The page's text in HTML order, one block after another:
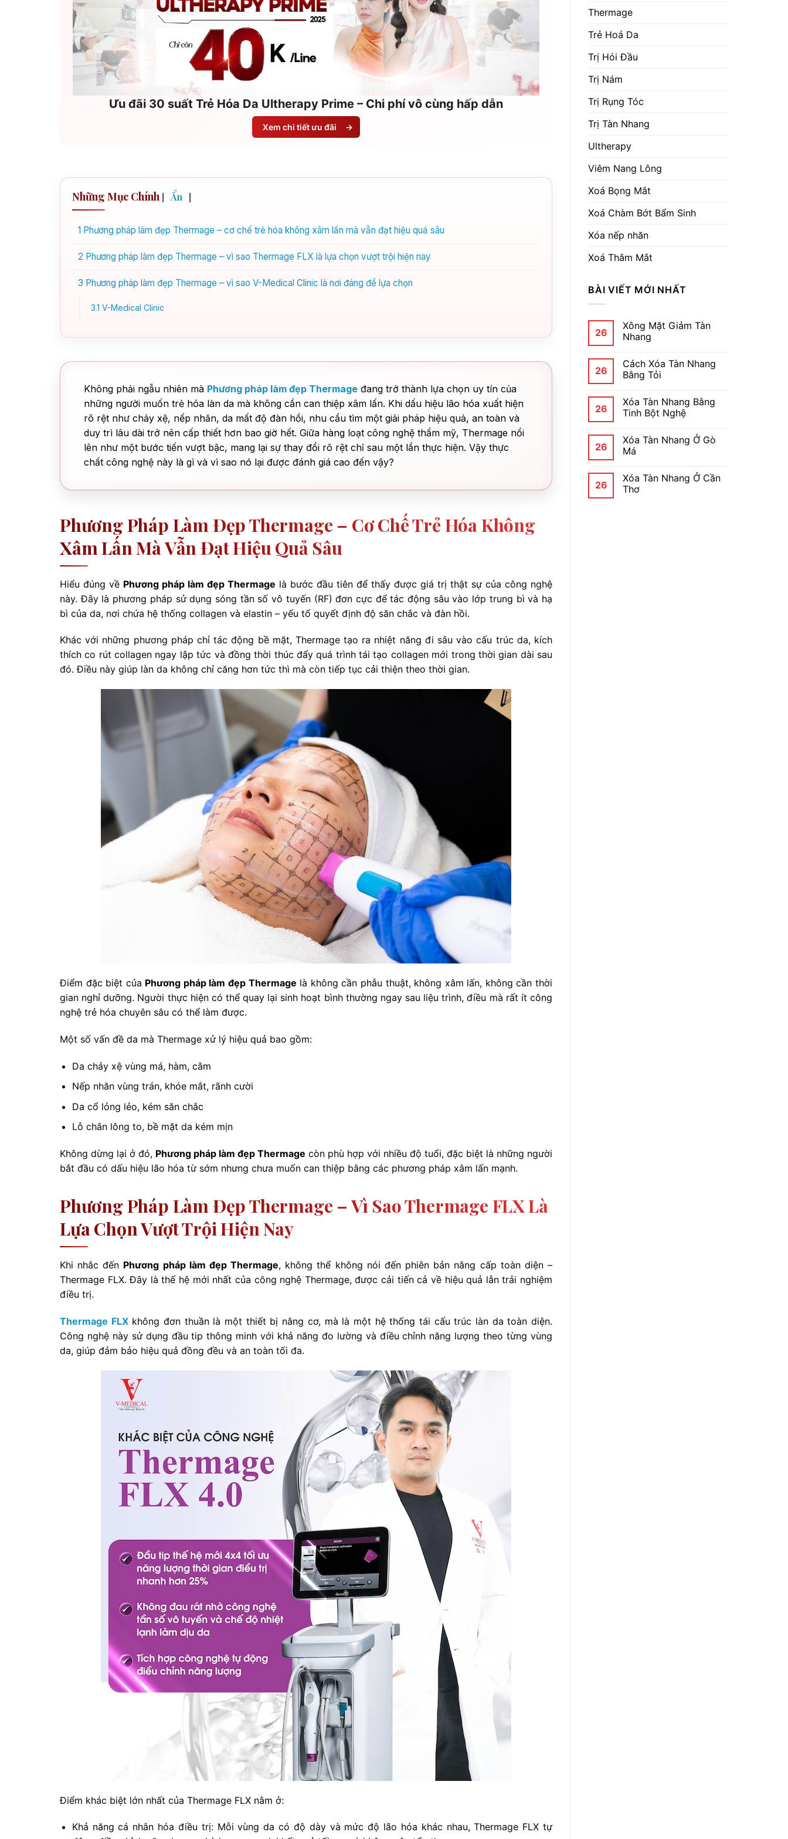
Ưu đãi 30 suất Trẻ Hóa Da Ultherapy Prime – Chi phí vô cùng hấp dẫn
Xem chi tiết ưu đãi →
Những Mục Chính [ Ẩn ]
1 Phương pháp làm đẹp Thermage – cơ chế trẻ hóa không xâm lấn mà vẫn đạt hiệu quả sâu
2 Phương pháp làm đẹp Thermage – vì sao Thermage FLX là lựa chọn vượt trội hiện nay
3 Phương pháp làm đẹp Thermage – vì sao V-Medical Clinic là nơi đáng để lựa chọn
3.1 V-Medical Clinic
Không phải ngẫu nhiên mà Phương pháp làm đẹp Thermage đang trở thành lựa chọn uy tín của
những người muốn trẻ hóa làn da mà không cần can thiệp xâm lấn. Khi dấu hiệu lão hóa xuất hiện
rõ rệt như chảy xệ, nếp nhăn, da mất độ đàn hồi, nhu cầu tìm một giải pháp hiệu quả, an toàn và
duy trì lâu dài trở nên cấp thiết hơn bao giờ hết. Giữa hàng loạt công nghệ thẩm mỹ, Thermage nổi
lên như một bước tiến vượt bậc, mang lại sự thay đổi rõ rệt chỉ sau một lần thực hiện. Vậy thực
chất công nghệ này là gì và vì sao nó lại được đánh giá cao đến vậy?
Phương Pháp Làm Đẹp Thermage – Cơ Chế Trẻ Hóa Không
Xâm Lấn Mà Vẫn Đạt Hiệu Quả Sâu
Hiểu đúng về Phương pháp làm đẹp Thermage là bước đầu tiên để thấy được giá trị thật sự của công nghệ
này. Đây là phương pháp sử dụng sóng tần số vô tuyến (RF) đơn cực để tác động sâu vào lớp trung bì và hạ
bì của da, nơi chứa hệ thống collagen và elastin – yếu tố quyết định độ săn chắc và đàn hồi.
Khác với những phương pháp chỉ tác động bề mặt, Thermage tạo ra nhiệt năng đi sâu vào cấu trúc da, kích
thích co rút collagen ngay lập tức và đồng thời thúc đẩy quá trình tái tạo collagen mới trong thời gian dài sau
đó. Điều này giúp làn da không chỉ căng hơn tức thì mà còn tiếp tục cải thiện theo thời gian.
Điểm đặc biệt của Phương pháp làm đẹp Thermage là không cần phẫu thuật, không xâm lấn, không cần thời
gian nghỉ dưỡng. Người thực hiện có thể quay lại sinh hoạt bình thường ngay sau liệu trình, điều mà rất ít công
nghệ trẻ hóa chuyên sâu có thể làm được.
Một số vấn đề da mà Thermage xử lý hiệu quả bao gồm:
Da chảy xệ vùng má, hàm, cằm
Nếp nhăn vùng trán, khóe mắt, rãnh cười
Da cổ lỏng lẻo, kém săn chắc
Lỗ chân lông to, bề mặt da kém mịn
Không dừng lại ở đó, Phương pháp làm đẹp Thermage còn phù hợp với nhiều độ tuổi, đặc biệt là những người
bắt đầu có dấu hiệu lão hóa từ sớm nhưng chưa muốn can thiệp bằng các phương pháp xâm lấn mạnh.
Phương Pháp Làm Đẹp Thermage – Vì Sao Thermage FLX Là
Lựa Chọn Vượt Trội Hiện Nay
Khi nhắc đến Phương pháp làm đẹp Thermage, không thể không nói đến phiên bản nâng cấp toàn diện –
Thermage FLX. Đây là thế hệ mới nhất của công nghệ Thermage, được cải tiến cả về hiệu quả lẫn trải nghiệm
điều trị.
Thermage FLXkhông đơn thuần là một thiết bị nâng cơ, mà là một hệ thống tái cấu trúc làn da toàn diện.
Công nghệ này sử dụng đầu tip thông minh với khả năng đo lường và điều chỉnh năng lượng theo từng vùng
da, giúp đảm bảo hiệu quả đồng đều và an toàn tối đa.
Điểm khác biệt lớn nhất của Thermage FLX nằm ở:
Khả năng cá nhân hóa điều trị: Mỗi vùng da có độ dày và mức độ lão hóa khác nhau, Thermage FLX tự
Thermage
Trẻ Hoá Da
Trị Hói Đầu
Trị Nám
Trị Rụng Tóc
Trị Tàn Nhang
Ultherapy
Viêm Nang Lông
Xoá Bọng Mắt
Xoá Chàm Bớt Bẩm Sinh
Xóa nếp nhăn
Xoá Thâm Mắt
BÀI VIẾT MỚI NHẤT
26
Xông Mặt Giảm Tàn
Nhang
26
Cách Xóa Tàn Nhang
Bằng Tỏi
26
Xóa Tàn Nhang Bằng
Tinh Bột Nghệ
26
Xóa Tàn Nhang Ở Gò
Má
26
Xóa Tàn Nhang Ở Cần
Thơ